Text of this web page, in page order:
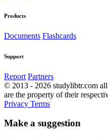
Products
Documents Flashcards
Support
Report Partners
© 2013 - 2026 studylibtr.com
are the property of their
Privacy Terms
Make a suggestion